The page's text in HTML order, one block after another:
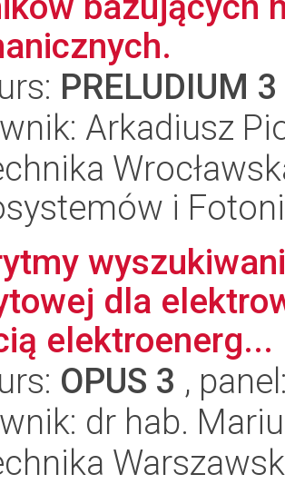
PRELUDIUM 3
Arkadiusz
i
dla
elektroenerg...
OPUS 3 ,
dr hab.